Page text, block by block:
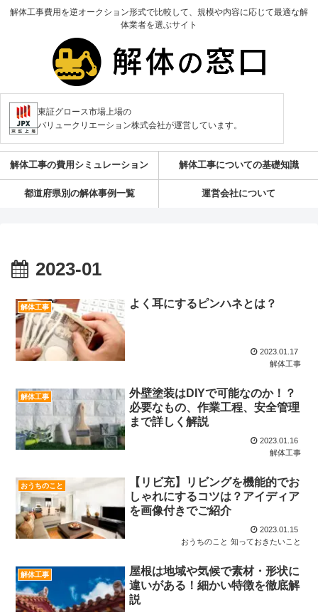
解体工事費用を逆オークション形式で比較して、規模や内容に応じて最適な解
体業者を選ぶサイト
東証グロース市場上場の
バリュークリエーション株式会社が運営しています。
解体工事の費用シミュレーション 解体工事についての基礎知識
都道府県別の解体事例一覧 運営会社について
2023-01
解体工事 よく耳にするピンハネとは？
2023.01.17
解体工事
解体工事
外壁塗装はDIYで可能なのか！？
必要なもの、作業工程、安全管理
まで詳しく解説
2023.01.16
解体工事
おうちのこと
【リビ充】リビングを機能的でお
しゃれにするコツは？アイディア
を画像付きでご紹介
2023.01.15
おうちのこと 知っておきたいこと
解体工事
屋根は地域や気候で素材・形状に
違いがある！細かい特徴を徹底解
説